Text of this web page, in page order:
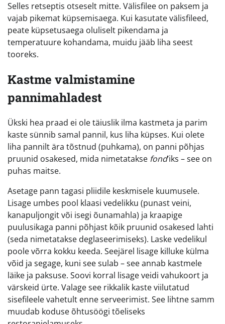
Selles retseptis otseselt mitte. Välisfilee on paksem ja
vajab pikemat küpsemisaega. Kui kasutate välisfileed,
peate küpsetusaega oluliselt pikendama ja
temperatuure kohandama, muidu jääb liha seest
tooreks.
Kastme valmistamine
pannimahladest
Ükski hea praad ei ole täiuslik ilma kastmeta ja parim
kaste sünnib samal pannil, kus liha küpses. Kui olete
liha pannilt ära tõstnud (puhkama), on panni põhjas
pruunid osakesed, mida nimetatakse fond’iks – see on
puhas maitse.
Asetage pann tagasi pliidile keskmisele kuumusele.
Lisage umbes pool klaasi vedelikku (punast veini,
kanapuljongit või isegi õunamahla) ja kraapige
puulusikaga panni põhjast kõik pruunid osakesed lahti
(seda nimetatakse deglaseerimiseks). Laske vedelikul
poole võrra kokku keeda. Seejärel lisage killuke külma
võid ja segage, kuni see sulab – see annab kastmele
läike ja paksuse. Soovi korral lisage veidi vahukoort ja
värskeid ürte. Valage see rikkalik kaste viilutatud
sisefileele vahetult enne serveerimist. See lihtne samm
muudab koduse õhtusöögi tõeliseks